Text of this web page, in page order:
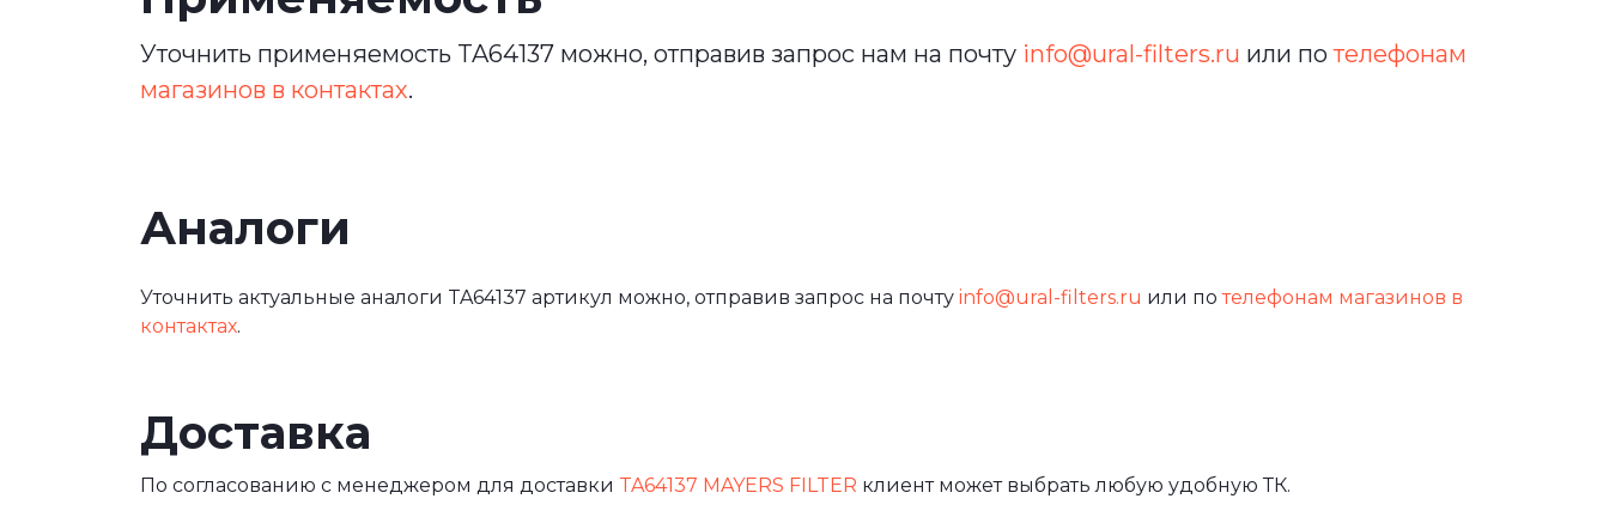
Уточнить применяемость TA64137 можно, отправив запрос нам на почту info@ural-filters.ru или потелефонам
магазинов в контактах.
Аналоги
Уточнить актуальные аналоги TA64137 артикул можно, отправив запрос на почту info@ural-filters.ru или потелефонам магазинов в
контактах.
Доставка
По согласованию с менеджером для доставки TA64137 MAYERS FILTER клиент может выбрать любую удобную ТК.